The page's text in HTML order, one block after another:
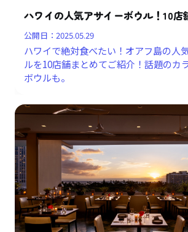
ハワイの人気アサイーボウル！10店
公開日：2025.05.29
ハワイで絶対食べたい！オアフ島の人
ルを10店舗まとめてご紹介！話題のカ
ボウルも。